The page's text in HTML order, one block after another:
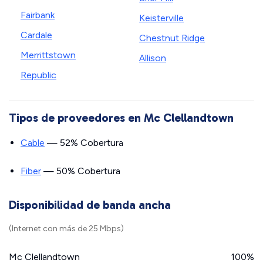
Fairbank
Cardale
Merrittstown
Republic
Keisterville
Chestnut Ridge
Allison
Tipos de proveedores en Mc Clellandtown
Cable — 52% Cobertura
Fiber — 50% Cobertura
Disponibilidad de banda ancha
(Internet con más de 25 Mbps)
Mc Clellandtown 100%